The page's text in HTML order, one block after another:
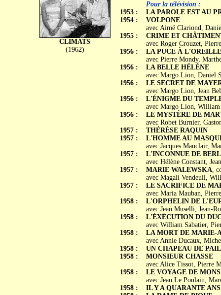
CLIMATS
(1962)
1953 :
1954 :
1955 :
1956 :
1956 :
1956 :
1956 :
1956 :
1957 :
1957 :
1957 :
1957 :
1957 :
1958 :
1958 :
1958 :
1958 :
1958 :
1958 :
1958 :
Pour la télévision :
LA PAROLE EST AU
VOLPONE
avec Aimé Clariond,
CRIME ET
avec Roger Crouzet,
LA PUCE À L'OREILLE
avec Pierre Mondy,
LA BELLE HÉLÈNE
avec Margo Lion, Daniel
LE SECRET DE
avec Margo Lion, Jean
L'ÉNIGME DU
avec Margo Lion, William
LE MYSTÈRE DE
avec Robet Burnier,
THÉRÈSE RAQUIN
L'HOMME AU
avec Jacques Mauclair,
L'INCONNUE DE
avec Hélène Constant,
MARIE WALEWSKA,
avec Magali Vendeuil,
LE SACRIFICE DE
avec Maria Mauban,
L'ORPHELIN DE
avec Jean Muselli, Jean-
L'ÉXÉCUTION DU
avec William Sabatier,
LA MORT DE MARIE-
avec Annie Ducaux,
UN CHAPEAU DE
MONSIEUR CHASSE
avec Alice Tissot, Pierre
LE VOYAGE DE
avec Jean Le Poulain,
IL Y A QUARANTE